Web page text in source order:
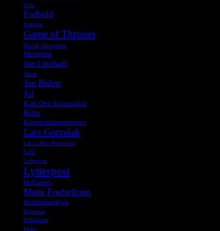
Ferie
Fodbold
Frankrig
Game of Thrones
Henrik Christensen
Herning
Jan Lützhøft
Japan
Joe Biden
Jul
Karl Ove Knausgård
Kina
Konspirationsteorier
Lars Gorzelak
Lars Løkke Rasmussen
Lidl
Luftgevær
Lytterpost
McDonald's
Mette Frederiksen
Midalderlandsbyen
Pokemon
Politiken
Påske